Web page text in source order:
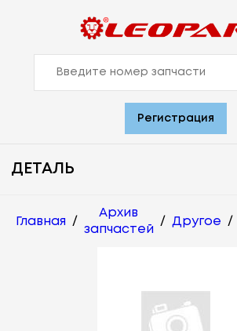
Регистрация
ДЕТАЛЬ
Главная /
Архив
запчастей
/ Другое /